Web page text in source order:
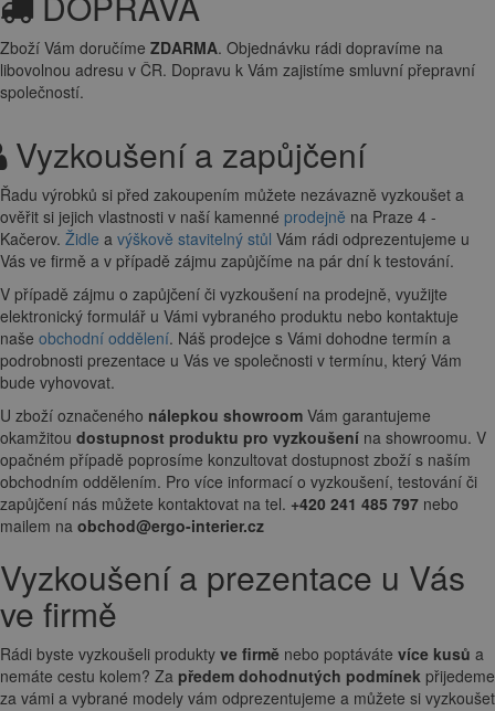
Zboží Vám doručíme ZDARMA. Objednávku rádi dopravíme na
libovolnou adresu v ČR. Dopravu k Vám zajistíme smluvní přepravní
společností.
Vyzkoušení a zapůjčení
Řadu výrobků si před zakoupením můžete nezávazně vyzkoušet a
ověřit si jejich vlastnosti v naší kamenné prodejně na Praze 4 -
Kačerov. Židle a výškově stavitelný stůl Vám rádi odprezentujeme u
Vás ve firmě a v případě zájmu zapůjčíme na pár dní k testování.
V případě zájmu o zapůjčení či vyzkoušení na prodejně, využijte
elektronický formulář u Vámi vybraného produktu nebo kontaktuje
naše obchodní oddělení. Náš prodejce s Vámi dohodne termín a
podrobnosti prezentace u Vás ve společnosti v termínu, který Vám
bude vyhovovat.
U zboží označeného nálepkou showroom Vám garantujeme
okamžitou dostupnost produktu pro vyzkoušení na showroomu. V
opačném případě poprosíme konzultovat dostupnost zboží s naším
obchodním oddělením. Pro více informací o vyzkoušení, testování či
zapůjčení nás můžete kontaktovat na tel. +420 241 485 797 nebo
mailem na obchod@ergo-interier.cz
Vyzkoušení a prezentace u Vás
ve firmě
Rádi byste vyzkoušeli produkty ve firmě nebo poptáváte více kusů a
nemáte cestu kolem? Za předem dohodnutých podmínek přijedeme
za vámi a vybrané modely vám odprezentujeme a můžete si vyzkoušet